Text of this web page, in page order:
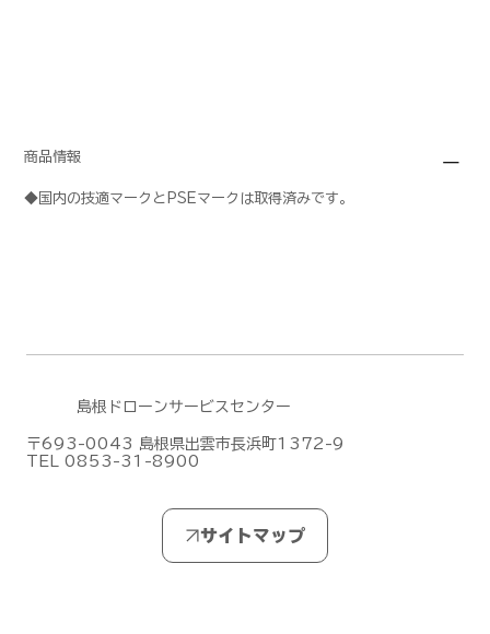
商品情報
◆国内の技適マークとPSEマークは取得済みです。
島根ドローンサービスセンター
〒693-0043 島根県出雲市長浜町1372-9
TEL 0853-31-8900